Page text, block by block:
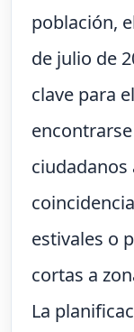
población,
de julio de
clave para
ciudadanos
estivales o
cortas a
La